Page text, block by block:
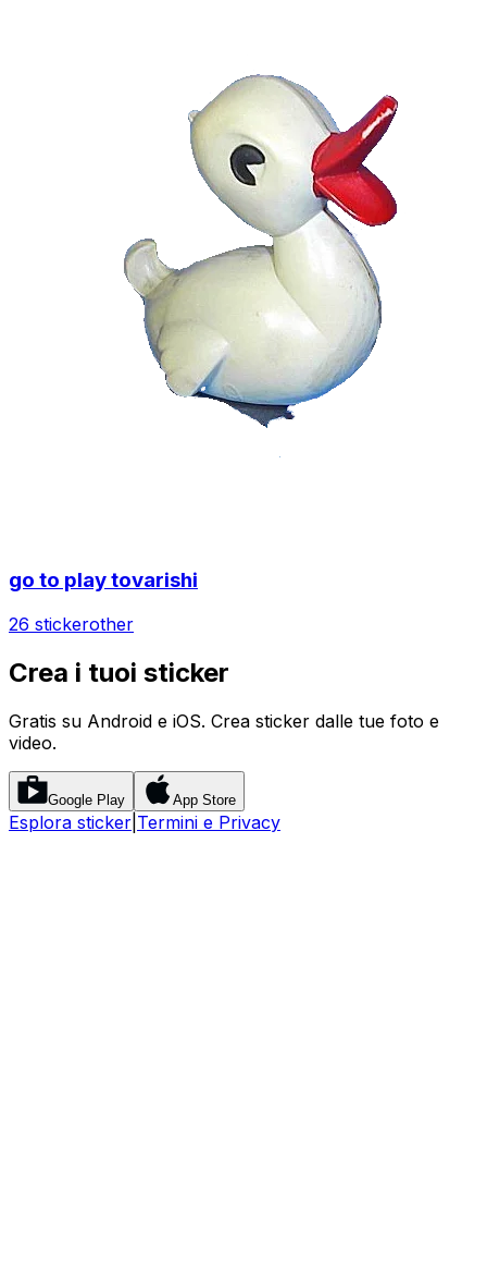
go to play tovarishi
26 stickerother
Crea i tuoi sticker
Gratis su Android e iOS. Crea sticker dalle tue foto e
video.
Google Play App Store
Esplora sticker Termini e Privacy